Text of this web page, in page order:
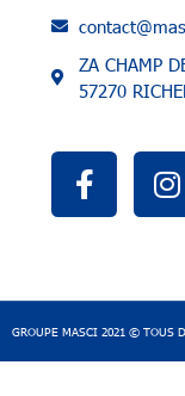
ZA CHAMP
57270
GROUPE MASCI 2021 © TOUS